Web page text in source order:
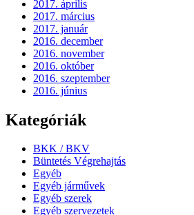
2017. április
2017. március
2017. január
2016. december
2016. november
2016. október
2016. szeptember
2016. június
Kategóriák
BKK / BKV
Büntetés Végrehajtás
Egyéb
Egyéb járművek
Egyéb szerek
Egyéb szervezetek